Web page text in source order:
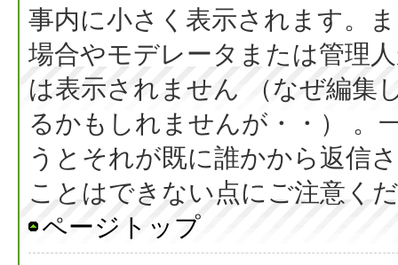
事内に小さく表示されます。
場合やモデレータまたは管理
は表示されません （なぜ編集
るかもしれませんが・・） 。
うとそれが既に誰かから返信
ことはできない点にご注意く
ページトップ